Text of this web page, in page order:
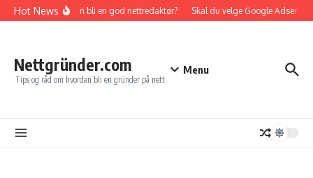
Gå til innhold
Hot NewsHvordan bli en god nettredaktør? Skal du velge Google Adsense
Nettgründer.com
Tips og råd om hvordan bli en gründer på nett
Menu